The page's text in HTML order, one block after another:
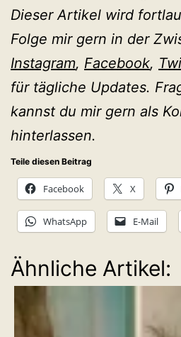
Dieser Artikel wird
Folge mir gern in der
Instagram, Facebook,
für tägliche Updates.
kannst du mir gern als
hinterlassen.
Teile diesen Beitrag
Facebook X
WhatsApp E-Mail
Ähnliche Artikel: